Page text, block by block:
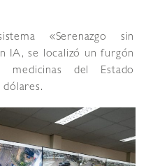
«Serenazgo sin
IA, se localizó un furgón
medicinas del Estado
dólares.